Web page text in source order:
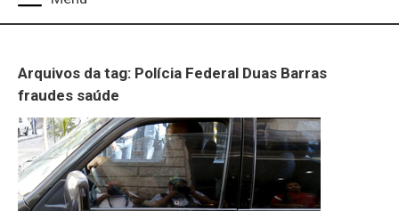
Arquivos da tag: Polícia Federal Duas Barras
fraudes saúde